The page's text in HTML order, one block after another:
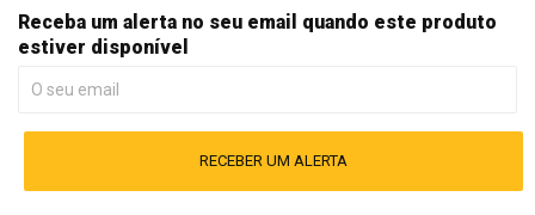
Receba um alerta no seu email quando este produto
estiver disponível
RECEBER UM ALERTA